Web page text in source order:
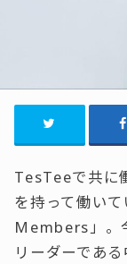
TesTeeで共に
を持って働い
Members」。
リーダーであ